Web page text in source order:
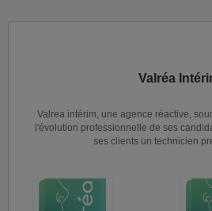
Valréa
Valrea intérim, une agence réactive,
l'évolution professionnelle de ses
ses clients un technicien